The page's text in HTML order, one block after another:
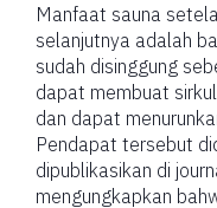
Manfaat sauna
selanjutnya adalah
sudah disinggung
dapat membuat
dan dapat
Pendapat tersebut
dipublikasikan di
mengungkapkan